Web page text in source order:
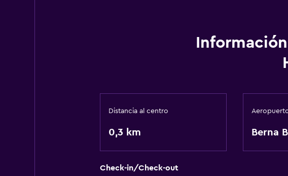
Distancia al centro
0,3 km Berna
Check-in/Check-out